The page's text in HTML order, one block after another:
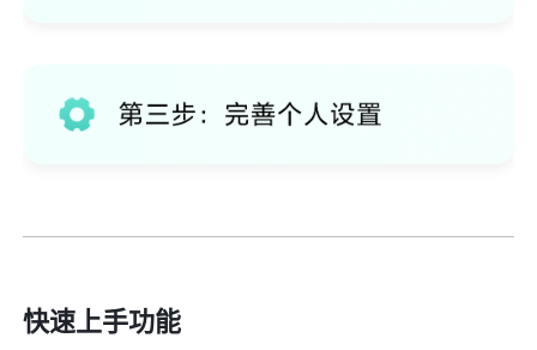
快速上手功能